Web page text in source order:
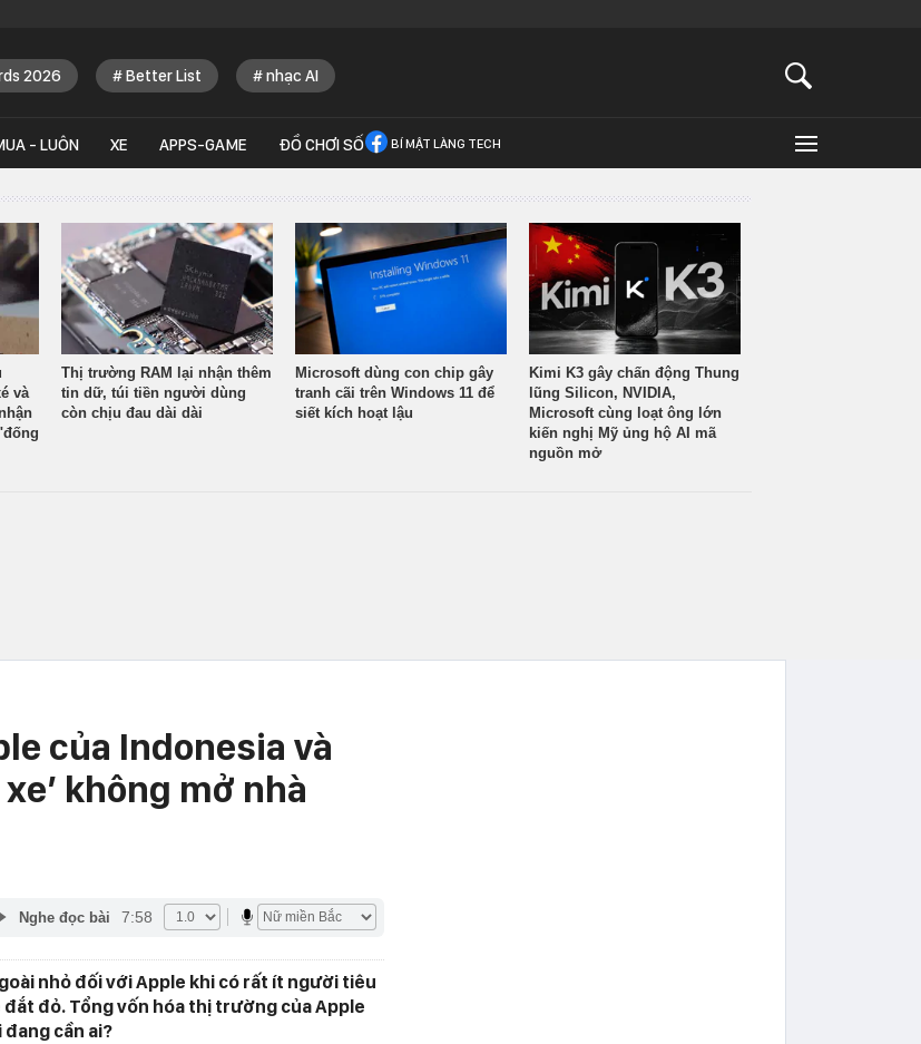
2026 Better List nhạc AI
- LUÔN XE APPS-GAME ĐỒ CHƠI SỐ BÍ MẬT LÀNG TECH
và
Thị trường RAM lại nhận thêm
tin dữ, túi tiền người dùng
còn chịu đau dài dài
Microsoft dùng con chip gây
tranh cãi trên Windows 11 để
siết kích hoạt lậu
Kimi K3 gây chấn động Thung
lũng Silicon, NVIDIA,
Microsoft cùng loạt ông lớn
kiến nghị Mỹ ủng hộ AI mã
nguồn mở
của Indonesia và
không mở nhà
Nghe đọc bài 7:58
nhỏ đối với Apple khi có rất ít người tiêu
đỏ. Tổng vốn hóa thị trường của Apple
đang cần ai?